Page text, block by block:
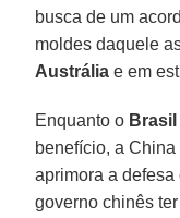
busca de um
moldes daquele
Austrália e em
Enquanto o Brasil
benefício, a
aprimora a defesa
governo chinês